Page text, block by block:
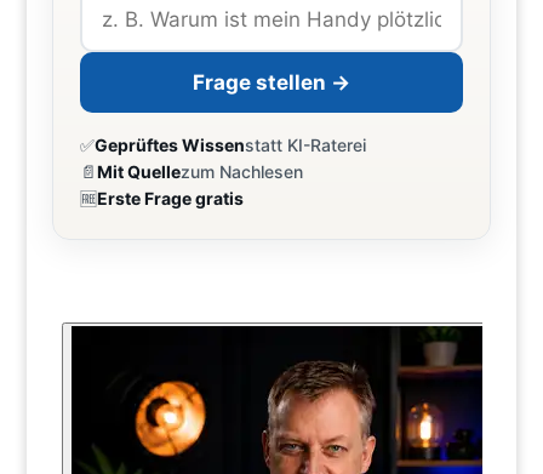
Frage stellen →
✅Geprüftes Wissenstatt KI-Raterei
📄Mit Quellezum Nachlesen
🆓Erste Frage gratis